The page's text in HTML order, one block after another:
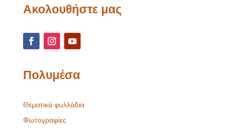
Ακολουθήστε μας
Πολυμέσα
Θεματικά φυλλάδια
Φωτογραφίες